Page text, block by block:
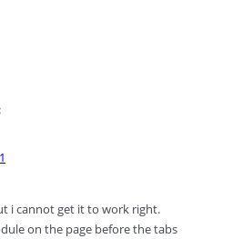
i cannot get it to work right.
on the page before the tabs